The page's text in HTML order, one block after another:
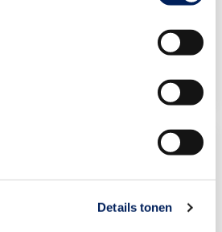
Details tonen